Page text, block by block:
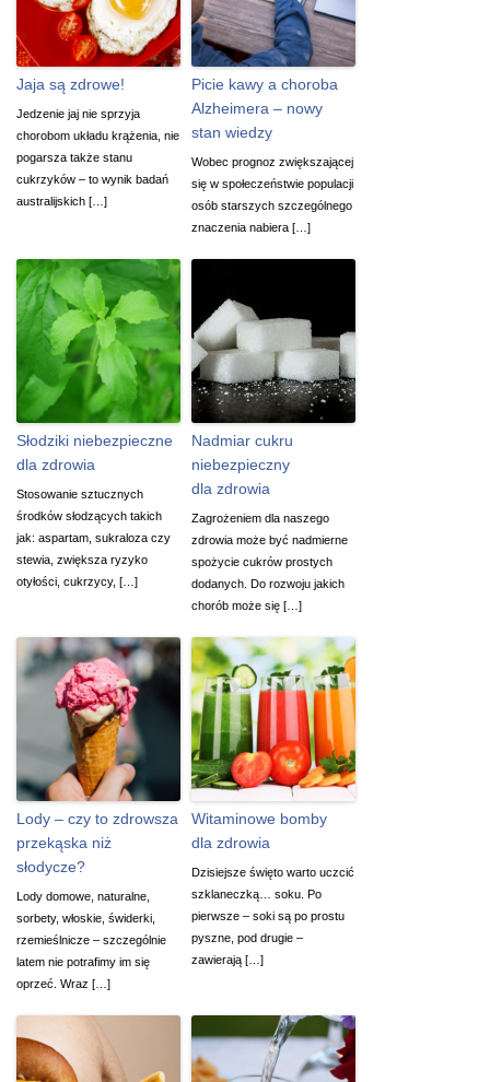
Jaja są zdrowe!
Jedzenie jaj nie sprzyja
chorobom układu krążenia, nie
pogarsza także stanu
cukrzyków – to wynik badań
australijskich […]
Picie kawy a choroba
Alzheimera – nowy
stan wiedzy
Wobec prognoz zwiększającej
się w społeczeństwie populacji
osób starszych szczególnego
znaczenia nabiera […]
Słodziki niebezpieczne
dla zdrowia
Stosowanie sztucznych
środków słodzących takich
jak: aspartam, sukraloza czy
stewia, zwiększa ryzyko
otyłości, cukrzycy, […]
Nadmiar cukru
niebezpieczny
dla zdrowia
Zagrożeniem dla naszego
zdrowia może być nadmierne
spożycie cukrów prostych
dodanych. Do rozwoju jakich
chorób może się […]
Lody – czy to zdrowsza
przekąska niż
słodycze?
Lody domowe, naturalne,
sorbety, włoskie, świderki,
rzemieślnicze – szczególnie
latem nie potrafimy im się
oprzeć. Wraz […]
Witaminowe bomby
dla zdrowia
Dzisiejsze święto warto uczcić
szklaneczką… soku. Po
pierwsze – soki są po prostu
pyszne, pod drugie –
zawierają […]